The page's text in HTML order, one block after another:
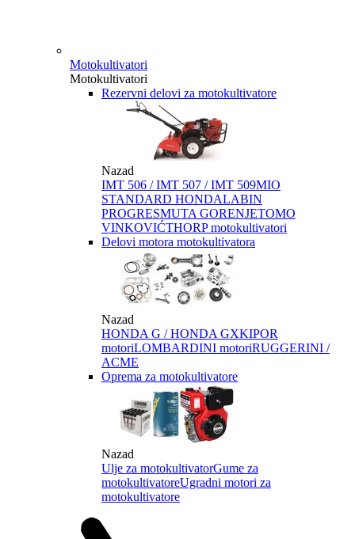
Motokultivatori
Motokultivatori
Rezervni delovi za motokultivatore
Nazad
IMT 506 / IMT 507 / IMT 509MIO
STANDARD HONDALABIN
PROGRESMUTA GORENJETOMO
VINKOVIĆTHORP motokultivatori
Delovi motora motokultivatora
Nazad
HONDA G / HONDA GXKIPOR
motoriLOMBARDINI motoriRUGGERINI /
ACME
Oprema za motokultivatore
Nazad
Ulje za motokultivatorGume za
motokultivatoreUgradni motori za
motokultivatore